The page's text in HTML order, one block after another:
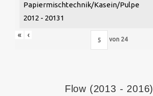
Papiermischtechnik/Kasein/Pulpe
2012 - 20131
« ‹
von 24
Flow (2013 - 2016)